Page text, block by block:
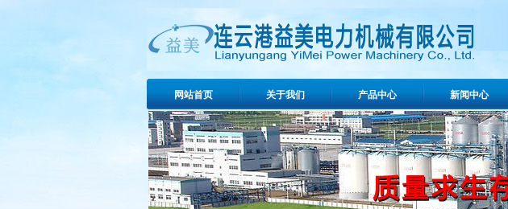
网站首页 关于我们 产品中心 新闻中心